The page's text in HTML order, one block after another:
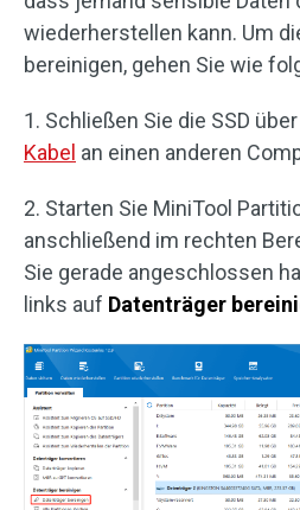
wiederherstellen kann. Um
bereinigen, gehen Sie wie
1. Schließen Sie die SSD
Kabel an einen anderen
2. Starten Sie MiniTool
anschließend im rechten
Sie gerade angeschlossen
links auf Datenträger